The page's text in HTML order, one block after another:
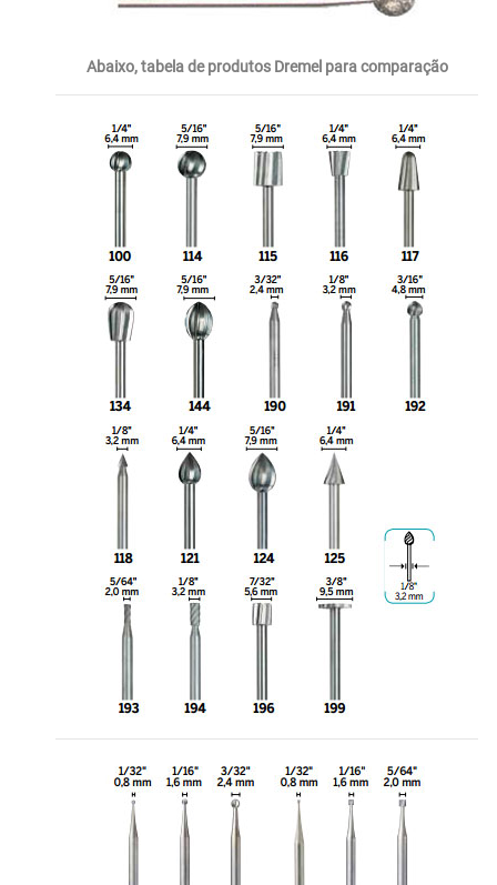
Abaixo, tabela de produtos Dremel para comparação